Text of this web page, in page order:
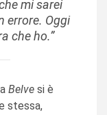
mi sarei
errore. Oggi
che ho.”
Belve si è
stessa,